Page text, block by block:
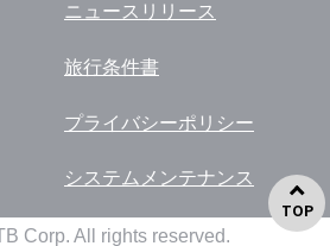
TOP
ニュースリリース
旅行条件書
プライバシーポリシー
システムメンテナンス
Corp. All rights reserved.